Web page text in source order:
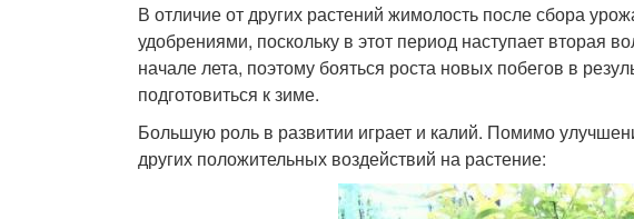
В отличие от других растений жимолость после сбора
удобрениями, поскольку в этот период наступает вторая
начале лета, поэтому бояться роста новых побегов в
подготовиться к зиме.
Большую роль в развитии играет и калий. Помимо
других положительных воздействий на растение: